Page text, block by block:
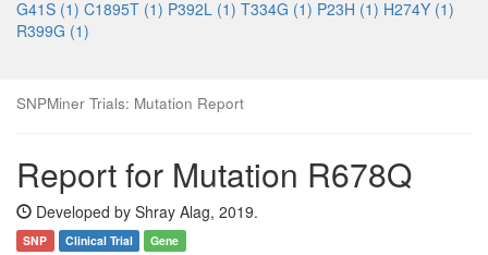
G41S (1) C1895T (1) P392L (1) T334G (1) P23H (1) H274Y (1)
R399G (1)
SNPMiner Trials: Mutation Report
Report for Mutation R678Q
Developed by Shray Alag, 2019.
SNP Clinical Trial Gene